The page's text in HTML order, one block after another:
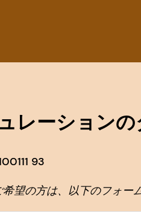
レーション
93
望の方は、以下のフォー